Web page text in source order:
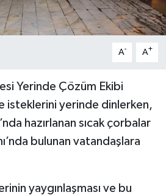
A- A+
Yerinde Çözüm Ekibi
isteklerini yerinde dinlerken,
hazırlanan sıcak çorbalar
bulunan vatandaşlara
yaygınlaşması ve bu